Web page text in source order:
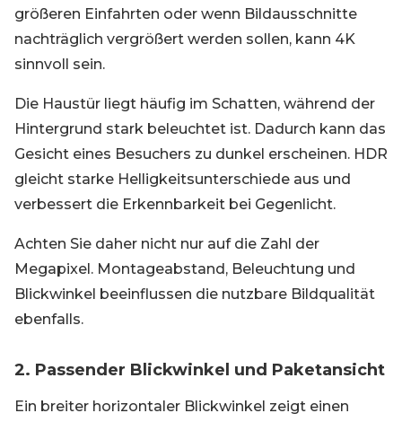
größeren Einfahrten oder wenn Bildausschnitte
nachträglich vergrößert werden sollen, kann 4K
sinnvoll sein.
Die Haustür liegt häufig im Schatten, während der
Hintergrund stark beleuchtet ist. Dadurch kann das
Gesicht eines Besuchers zu dunkel erscheinen. HDR
gleicht starke Helligkeitsunterschiede aus und
verbessert die Erkennbarkeit bei Gegenlicht.
Achten Sie daher nicht nur auf die Zahl der
Megapixel. Montageabstand, Beleuchtung und
Blickwinkel beeinflussen die nutzbare Bildqualität
ebenfalls.
2. Passender Blickwinkel und Paketansicht
Ein breiter horizontaler Blickwinkel zeigt einen